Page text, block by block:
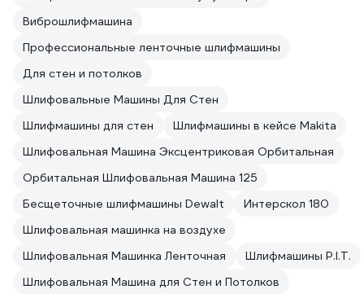
Виброшлифмашина
Профессиональные ленточные шлифмашины
Для стен и потолков
Шлифовальные Машины Для Стен
Шлифмашины для стен
Шлифмашины в кейсе Makita
Шлифовальная Машина Эксцентриковая Орбитальная
Орбитальная Шлифовальная Машина 125
Бесщеточные шлифмашины Dewalt
Интерскол 180
Шлифовальная машинка на воздухе
Шлифовальная Машинка Ленточная
Шлифмашины P.I.T.
Шлифовальная Машина для Стен и Потолков